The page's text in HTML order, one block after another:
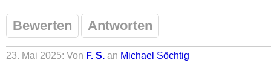
Bewerten Antworten
23. Mai 2025: Von F. S. an Michael Söchtig